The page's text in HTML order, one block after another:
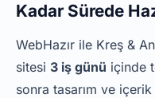
Kadar Sürede
WebHazır ile Kreş &
sitesi 3 iş günü içinde
sonra tasarım ve